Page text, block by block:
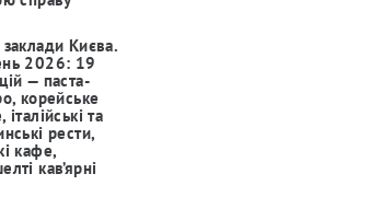
заклади Києва.
2026: 19
— паста-
корейське
італійські та
рести,
кафе,
кав’ярні